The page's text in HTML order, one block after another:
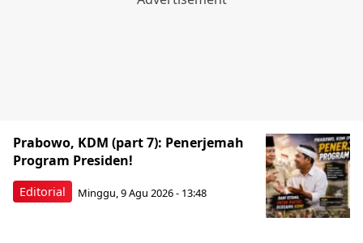
Editorial
Prabowo, KDM (part 7): Penerjemah
Program Presiden!
Minggu, 9 Agu 2026 - 13:48